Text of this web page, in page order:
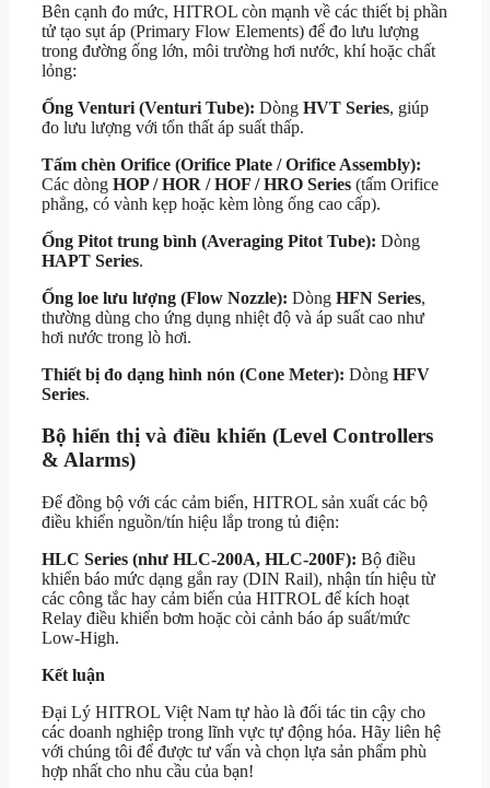
Bên cạnh đo mức, HITROL còn mạnh về các thiết bị phần
tử tạo sụt áp (Primary Flow Elements) để đo lưu lượng
trong đường ống lớn, môi trường hơi nước, khí hoặc chất
lỏng:
Ống Venturi (Venturi Tube): Dòng HVT Series, giúp
đo lưu lượng với tổn thất áp suất thấp.
Tấm chèn Orifice (Orifice Plate / Orifice Assembly):
Các dòng HOP / HOR / HOF / HRO Series (tấm Orifice
phẳng, có vành kẹp hoặc kèm lòng ống cao cấp).
Ống Pitot trung bình (Averaging Pitot Tube): Dòng
HAPT Series.
Ống loe lưu lượng (Flow Nozzle): Dòng HFN Series,
thường dùng cho ứng dụng nhiệt độ và áp suất cao như
hơi nước trong lò hơi.
Thiết bị đo dạng hình nón (Cone Meter): Dòng HFV
Series.
Bộ hiển thị và điều khiển (Level Controllers
& Alarms)
Để đồng bộ với các cảm biến, HITROL sản xuất các bộ
điều khiển nguồn/tín hiệu lắp trong tủ điện:
HLC Series (như HLC-200A, HLC-200F): Bộ điều
khiển báo mức dạng gắn ray (DIN Rail), nhận tín hiệu từ
các công tắc hay cảm biến của HITROL để kích hoạt
Relay điều khiển bơm hoặc còi cảnh báo áp suất/mức
Low-High.
Kết luận
Đại Lý HITROL Việt Nam tự hào là đối tác tin cậy cho
các doanh nghiệp trong lĩnh vực tự động hóa. Hãy liên hệ
với chúng tôi để được tư vấn và chọn lựa sản phẩm phù
hợp nhất cho nhu cầu của bạn!